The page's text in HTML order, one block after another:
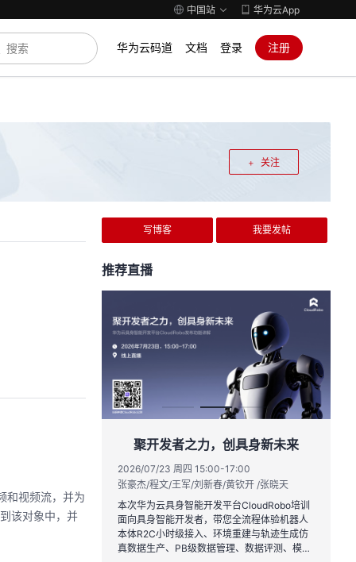
中国站 华为云App
华为云码道 文档 登录 注册
关注
和视频流，并为
该对象中，并
写博客 我要发帖
推荐直播
王一男-华为云码道产品规划专家；李炎-华为云码道产品专家；姜浩-华为云HCDG核心组成员
产品新特性，从S
聚开发者之力，创具身新未来
2026/07/23 周四 15:00-17:00
张豪杰/程文/王军/刘新春/黄钦开 /张晓天
本次华为云具身智能开发平台CloudRobo培训
面向具身智能开发者，带您全流程体验机器人
本体R2C小时级接入、环境重建与轨迹生成仿
真数据生产、PB级数据管理、数据评测、模型